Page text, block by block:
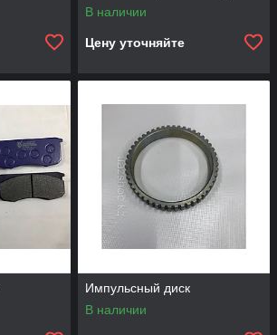
В наличии
Цену уточняйте
Импульсный диск
В наличии